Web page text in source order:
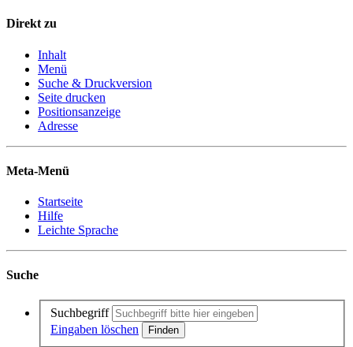
Direkt zu
Inhalt
Menü
Suche & Druckversion
Seite drucken
Positionsanzeige
Adresse
Meta-Menü
Startseite
Hilfe
Leichte Sprache
Suche
Suchbegriff
Eingaben löschen